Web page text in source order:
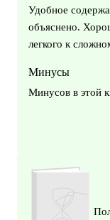
Удобное
объяснено.
легкого к
Минусы
Минусов в этой